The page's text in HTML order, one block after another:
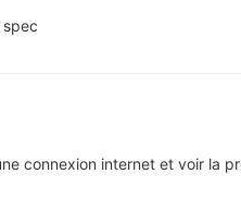
connexion internet et voir la